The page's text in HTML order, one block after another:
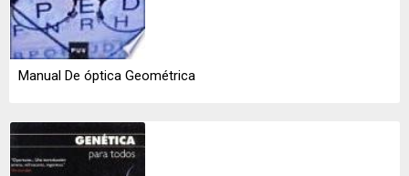
Manual De óptica Geométrica